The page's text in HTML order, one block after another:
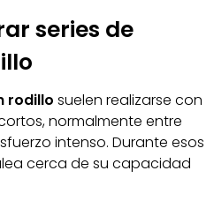
series de
rodillo suelen realizarse con
normalmente entre
intenso. Durante esos
cerca de su capacidad